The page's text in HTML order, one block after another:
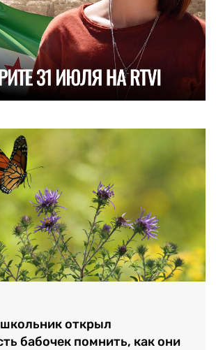
открыл
бабочек помнить, как они